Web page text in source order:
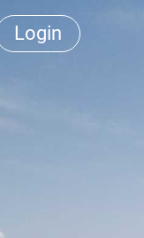
Login